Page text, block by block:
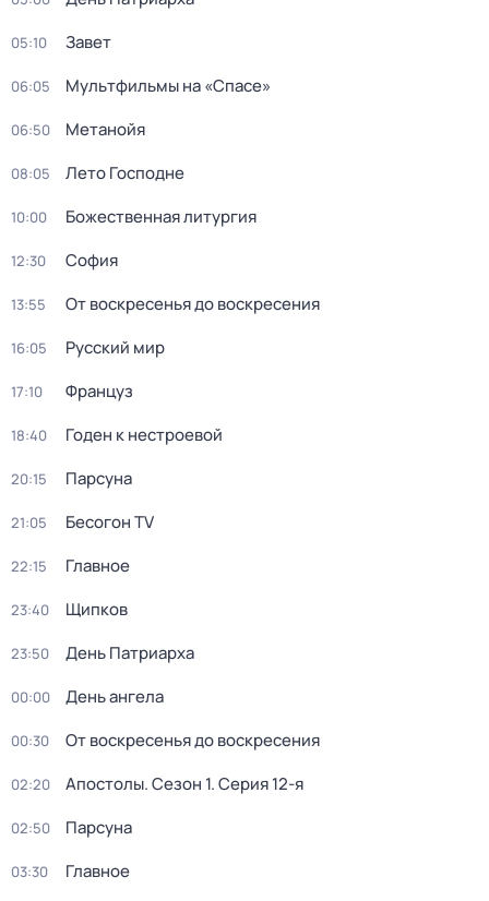
05:10 Завет
06:05 Мультфильмы на «Спасе»
06:50 Метанойя
08:05 Лето Господне
10:00 Божественная литургия
12:30 София
13:55 От воскресенья до воскресения
16:05 Русский мир
17:10 Француз
18:40 Годен к нестроевой
20:15 Парсуна
21:05 Бесогон TV
22:15 Главное
23:40 Щипков
23:50 День Патриарха
00:00 День ангела
00:30 От воскресенья до воскресения
02:20 Апостолы. Сезон 1. Серия 12-я
02:50 Парсуна
03:30 Главное